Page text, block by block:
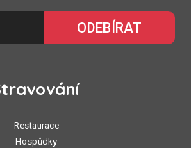
ODEBÍRAT
Restaurace
Hospůdky